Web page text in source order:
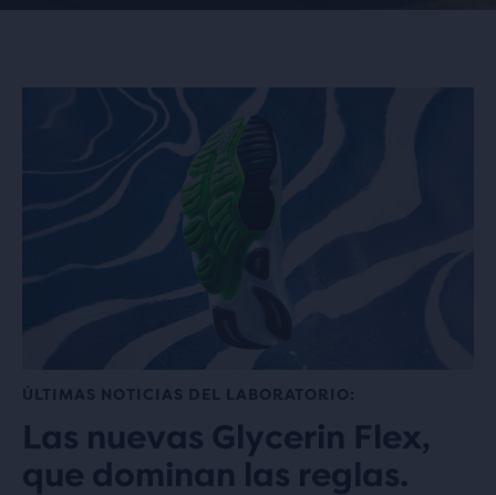
ÚLTIMAS NOTICIAS DEL LABORATORIO:
Las nuevas Glycerin Flex,
que dominan las reglas.